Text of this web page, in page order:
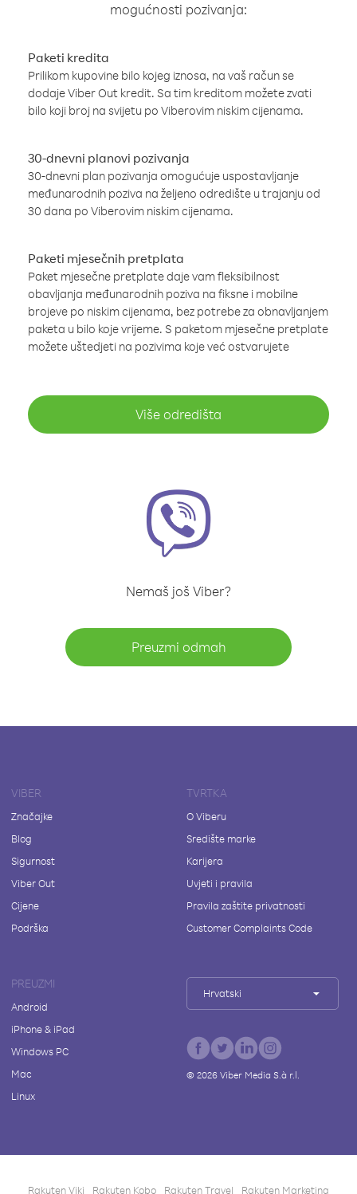
mogućnosti pozivanja:
Paketi kredita
Prilikom kupovine bilo kojeg iznosa, na vaš račun se
dodaje Viber Out kredit. Sa tim kreditom možete zvati
bilo koji broj na svijetu po Viberovim niskim cijenama.
30-dnevni planovi pozivanja
30-dnevni plan pozivanja omogućuje uspostavljanje
međunarodnih poziva na željeno odredište u trajanju od
30 dana po Viberovim niskim cijenama.
Paketi mjesečnih pretplata
Paket mjesečne pretplate daje vam fleksibilnost
obavljanja međunarodnih poziva na fiksne i mobilne
brojeve po niskim cijenama, bez potrebe za obnavljanjem
paketa u bilo koje vrijeme. S paketom mjesečne pretplate
možete uštedjeti na pozivima koje već ostvarujete
Više odredišta
Nemaš još Viber?
Preuzmi odmah
VIBER
Značajke
Blog
Sigurnost
Viber Out
Cijene
Podrška
TVRTKA
O Viberu
Središte marke
Karijera
Uvjeti i pravila
Pravila zaštite privatnosti
Customer Complaints Code
PREUZMI
Android
iPhone & iPad
Windows PC
Mac
Linux
Hrvatski
© 2026Viber Media S.à r.l.
Rakuten Viki Rakuten Kobo Rakuten Travel Rakuten Marketing